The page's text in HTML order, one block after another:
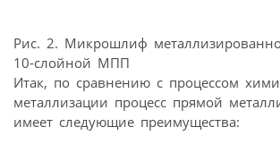
Рис. 2. Микрошлиф
10-слойной МПП
Итак, по сравнению с процессом
металлизации процесс прямой
имеет следующие преимущества: